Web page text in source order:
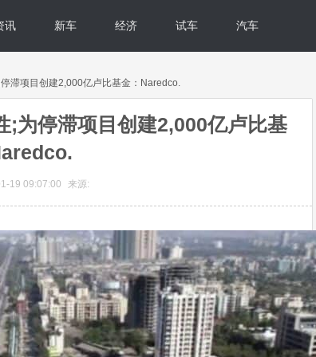
讯 新车 经济 试车 汽车
滞项目创建2,000亿卢比基金：Naredco.
;为停滞项目创建2,000亿卢比基
19 09:07:00 来源: